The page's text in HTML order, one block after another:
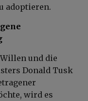
adoptieren.
und die
Donald Tusk
wird es